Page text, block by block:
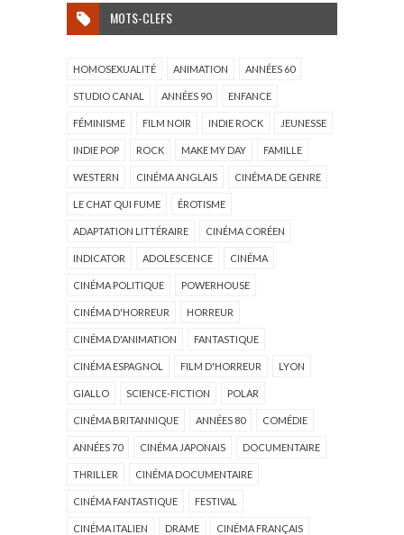
MOTS-CLEFS
HOMOSEXUALITÉ ANIMATION ANNÉES 60
STUDIO CANAL ANNÉES 90 ENFANCE
FÉMINISME FILM NOIR INDIE ROCK JEUNESSE
INDIE POP ROCK MAKE MY DAY FAMILLE
WESTERN CINÉMA ANGLAIS CINÉMA DE GENRE
LE CHAT QUI FUME ÉROTISME
ADAPTATION LITTÉRAIRE CINÉMA CORÉEN
INDICATOR ADOLESCENCE CINÉMA
CINÉMA POLITIQUE POWERHOUSE
CINÉMA D'HORREUR HORREUR
CINÉMA D'ANIMATION FANTASTIQUE
CINÉMA ESPAGNOL FILM D'HORREUR LYON
GIALLO SCIENCE-FICTION POLAR
CINÉMA BRITANNIQUE ANNÉES 80 COMÉDIE
ANNÉES 70 CINÉMA JAPONAIS DOCUMENTAIRE
THRILLER CINÉMA DOCUMENTAIRE
CINÉMA FANTASTIQUE FESTIVAL
CINÉMA ITALIEN DRAME CINÉMA FRANÇAIS